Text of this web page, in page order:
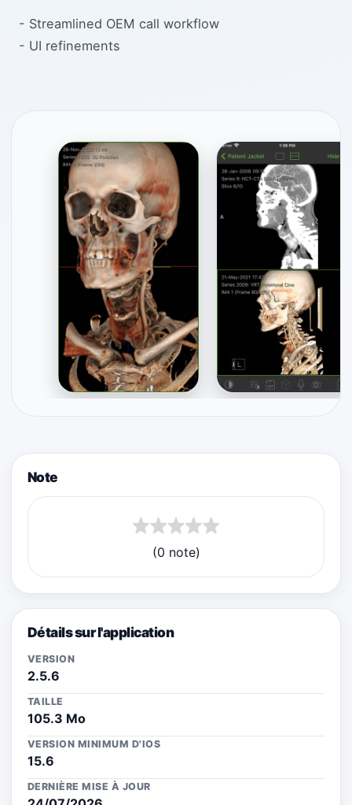
- Streamlined OEM call workflow
- UI refinements
Note
(0 note)
Détails sur l'application
VERSION
2.5.6
TAILLE
105.3 Mo
VERSION MINIMUM D'IOS
15.6
DERNIÈRE MISE À JOUR